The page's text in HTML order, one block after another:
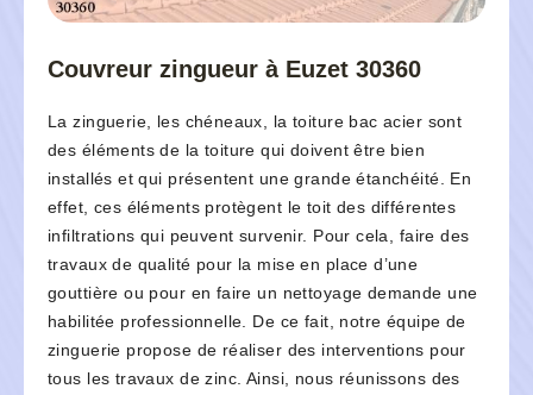
Couvreur zingueur à Euzet 30360
La zinguerie, les chéneaux, la toiture bac acier sont
des éléments de la toiture qui doivent être bien
installés et qui présentent une grande étanchéité. En
effet, ces éléments protègent le toit des différentes
infiltrations qui peuvent survenir. Pour cela, faire des
travaux de qualité pour la mise en place d’une
gouttière ou pour en faire un nettoyage demande une
habilitée professionnelle. De ce fait, notre équipe de
zinguerie propose de réaliser des interventions pour
tous les travaux de zinc. Ainsi, nous réunissons des